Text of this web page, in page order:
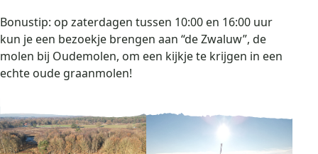
Bonustip: op zaterdagen tussen 10:00 en 16:00 uur
kun je een bezoekje brengen aan “de Zwaluw”, de
molen bij Oudemolen, om een kijkje te krijgen in een
echte oude graanmolen!